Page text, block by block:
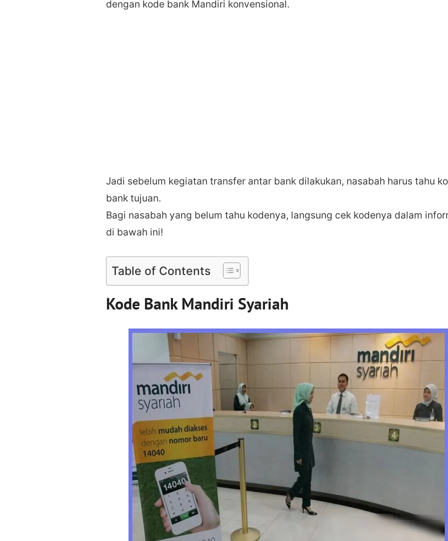
dengan kode bank Mandiri konvensional.
Jadi sebelum kegiatan transfer antar bank dilakukan, nasabah harus tahu
bank tujuan.
Bagi nasabah yang belum tahu kodenya, langsung cek kodenya dalam
di bawah ini!
Table of Contents
Kode Bank Mandiri Syariah